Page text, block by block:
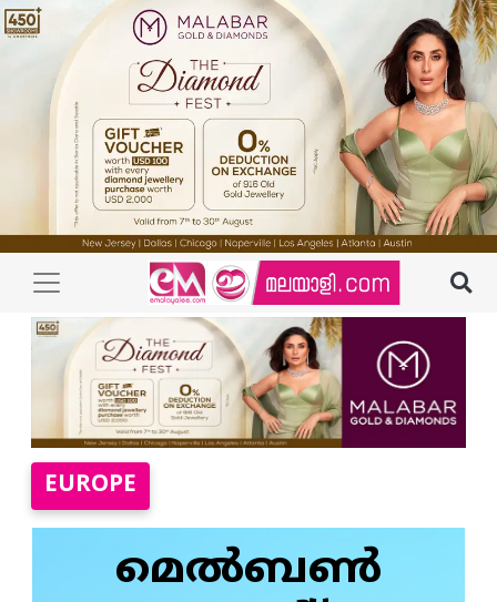
EUROPE
മെൽബൺ